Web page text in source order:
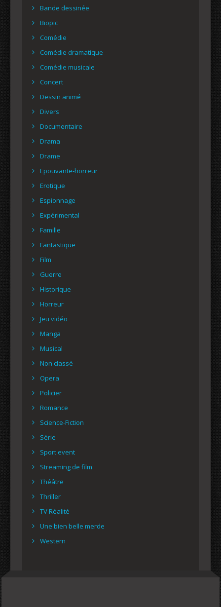
Bande dessinée
Biopic
Comédie
Comédie dramatique
Comédie musicale
Concert
Dessin animé
Divers
Documentaire
Drama
Drame
Epouvante-horreur
Erotique
Espionnage
Expérimental
Famille
Fantastique
Film
Guerre
Historique
Horreur
Jeu vidéo
Manga
Musical
Non classé
Opera
Policier
Romance
Science-Fiction
Série
Sport event
Streaming de film
Théâtre
Thriller
TV Réalité
Une bien belle merde
Western